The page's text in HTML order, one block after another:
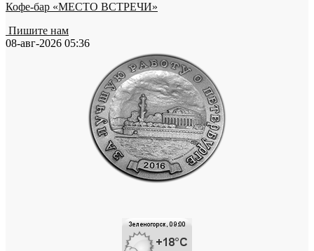
Кофе-бар «МЕСТО ВСТРЕЧИ»
Пишите нам
08-авг-2026 05:36